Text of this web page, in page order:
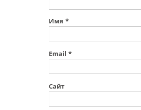
Имя *
Email *
Сайт